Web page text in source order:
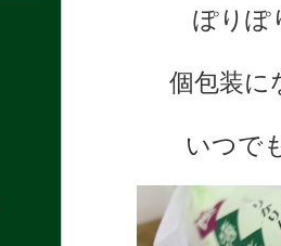
ぽりぽ
個包装に
いつで